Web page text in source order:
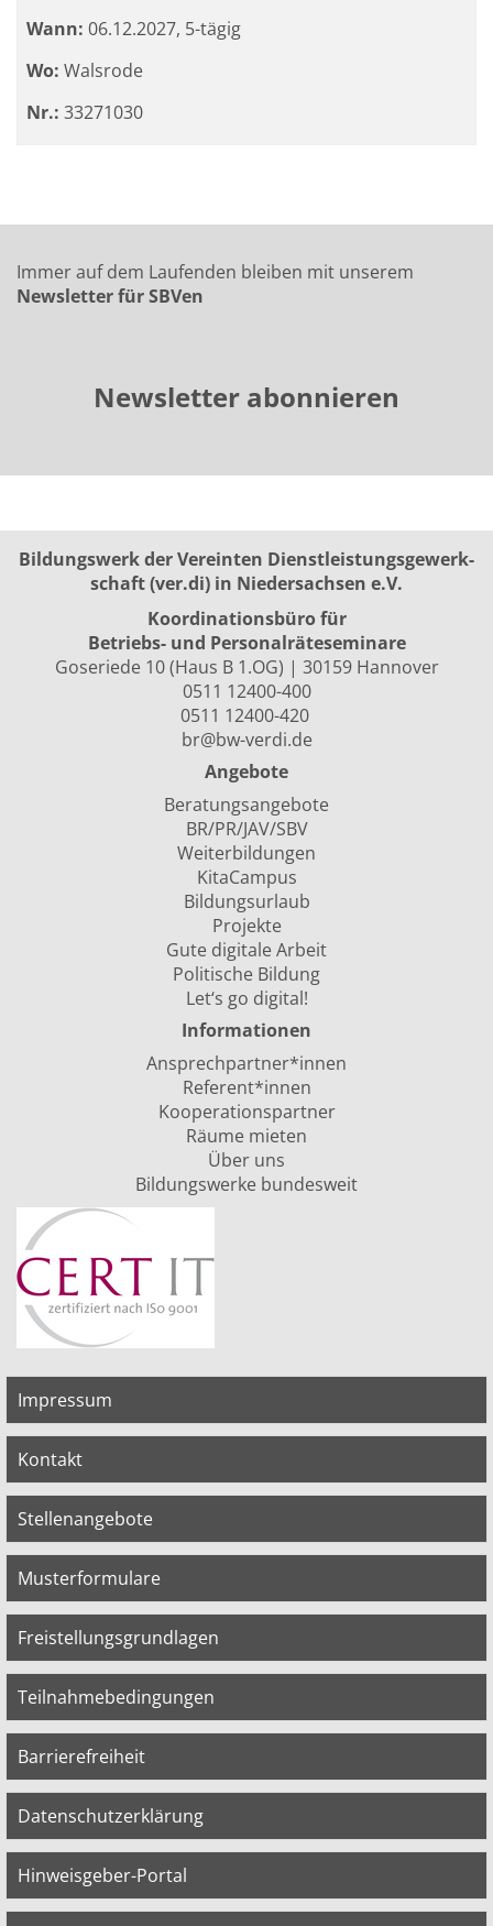
Wann: 06.12.2027, 5-tägig
Wo: Walsrode
Nr.: 33271030
Immer auf dem Laufenden bleiben mit unserem
Newsletter für SBVen
Newsletter abonnieren
Bildungswerk der Vereinten Dienst­leis­tungs­ge­werk­
schaft (ver.di) in Niedersachsen e.V.
Koordinationsbüro für
Betriebs- und Personalräte­seminare
Goseriede 10 (Haus B 1.OG) | 30159 Hannover
0511 12400-400
0511 12400-420
br@bw-verdi.de
Angebote
Beratungsangebote
BR/PR/JAV/SBV
Weiterbildungen
KitaCampus
Bildungsurlaub
Projekte
Gute digitale Arbeit
Politische Bildung
Let‘s go digital!
Informationen
Ansprechpartner*innen
Referent*innen
Kooperationspartner
Räume mieten
Über uns
Bildungswerke bundesweit
Impressum
Kontakt
Stellenangebote
Musterformulare
Freistellungsgrundlagen
Teilnahmebedingungen
Barrierefreiheit
Datenschutzerklärung
Hinweisgeber-Portal